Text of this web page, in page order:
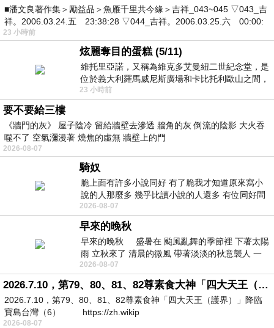
■潘文良著作集＞勵益品＞魚雁千里共今緣＞吉祥_043~045 ▽043_吉
祥。2006.03.24.五 23:38:28 ▽044_吉祥。2006.03.25.六 00:00:
23 小時前
炫麗奪目的蛋糕 (5/11)
維托里亞諾，又稱為維克多艾曼紐二世紀念堂，是
位於義大利羅馬威尼斯廣場和卡比托利歐山之間，
用以紀念統一義大利統一後的的第一位國
23 小時前
要不要給三樓
《牆門的灰》 屋子陰冷 留給牆壁去滲透 牆角的灰 倒流的陰影 大火吞
噬不了 空氣瀰漫著 燒焦的虛無 牆壁上的門
2026-08-07
騎奴
脆上面有許多小說同好 有了脆我才知道原來寫小
說的人那麼多 幾乎比讀小說的人還多 有位同好問
了一個問題 她說為什麼高中文學獎的
2026-08-07
早來的晚秋
早來的晚秋 盛暑在 颱風亂舞的季節裡 下著太陽
雨 立秋來了 清晨的微風 帶著淡淡的秋意襲人 一
下子 又被赤
2026-08-07
2026.7.10，第79、80、81、82尊素食大神「四大天王（護界）」降臨寶島台灣（6）
2026.7.10，第79、80、81、82尊素食神「四大天王（護界）」降臨
寶島台灣（6） https://zh.wikip
2026-08-07